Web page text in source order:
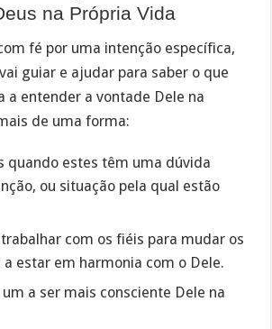
na Própria Vida
fé por uma intenção específica,
guiar e ajudar para saber o que
a entender a vontade Dele na
de uma forma:
quando estes têm uma dúvida
ou situação pela qual estão
com os fiéis para mudar os
a estar em harmonia com o Dele.
a ser mais consciente Dele na